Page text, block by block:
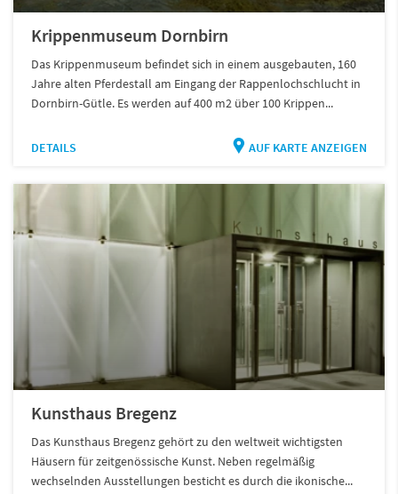
Krippenmuseum Dornbirn
Das Krippenmuseum befindet sich in einem ausgebauten, 160
Jahre alten Pferdestall am Eingang der Rappenlochschlucht in
Dornbirn-Gütle. Es werden auf 400 m2 über 100 Krippen...
DETAILS AUF KARTE ANZEIGEN
Kunsthaus Bregenz
Das Kunsthaus Bregenz gehört zu den weltweit wichtigsten
Häusern für zeitgenössische Kunst. Neben regelmäßig
wechselnden Ausstellungen besticht es durch die ikonische...